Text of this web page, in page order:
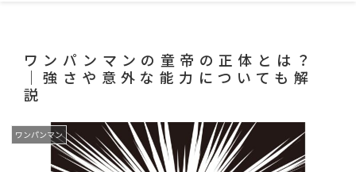
ワンパンマンの童帝の正体とは？
｜強さや意外な能力についても解
説
ワンパンマン